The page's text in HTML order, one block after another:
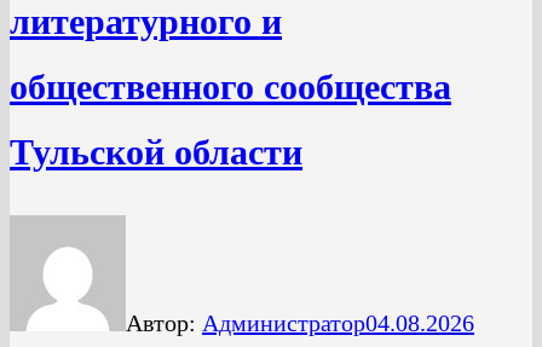
литературного и
общественного сообщества
Тульской области
Автор: Администратор04.08.2026